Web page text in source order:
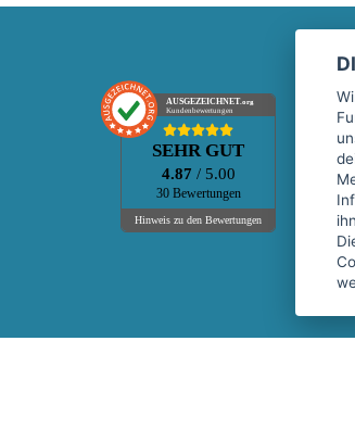
AUSGEZEICHNET.org
Kundenbewertungen
SEHR GUT
4.87 / 5.00
30 Bewertungen
Hinweis zu den Bewertungen
Über